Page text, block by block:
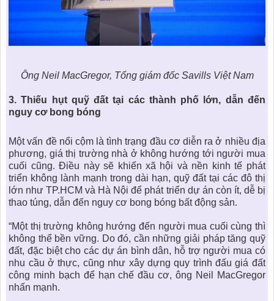
Ông Neil MacGregor, Tổng giám đốc Savills Việt Nam
3.Thiếu hụt quỹ đất tại các thành phố lớn, dẫn đến
nguy cơ bong bóng
Một vấn đề nổi cộm là tình trạng đầu cơ diễn ra ở nhiều địa
phương, giá thị trường nhà ở không hướng tới người mua
cuối cũng. Điều này sẽ khiến xã hội và nền kinh tế phát
triển không lành mạnh trong dài hạn, quỹ đất tại các đô thị
lớn như TP.HCM và Hà Nội để phát triển dự án còn ít, dễ bị
thao túng, dẫn đến nguy cơ bong bóng bất động sản.
“Một thị trường không hướng đến người mua cuối cùng thì
không thể bền vững. Do đó, cần những giải pháp tăng quỹ
đất, đặc biệt cho các dự án bình dân, hỗ trợ người mua có
nhu cầu ở thực, cũng như xây dựng quy trình đấu giá đất
công minh bạch để hạn chế đầu cơ, ông Neil MacGregor
nhấn mạnh.